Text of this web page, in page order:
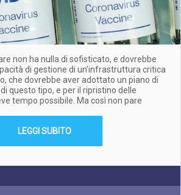
non ha nulla di sofisticato, e dovrebbe
di gestione di un’infrastruttura critica
che dovrebbe aver adottato un piano di
questo tipo, e per il ripristino delle
tempo possibile. Ma così non pare
LEGGI SUBITO